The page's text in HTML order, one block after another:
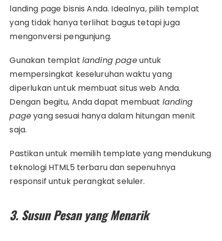
landing page bisnis Anda. Idealnya, pilih templat
yang tidak hanya terlihat bagus tetapi juga
mengonversi pengunjung.
Gunakan templat landing pageuntuk
mempersingkat keseluruhan waktu yang
diperlukan untuk membuat situs web Anda.
Dengan begitu, Anda dapat membuat landing
pageyang sesuai hanya dalam hitungan menit
saja.
Pastikan untuk memilih template yang mendukung
teknologi HTML5 terbaru dan sepenuhnya
responsif untuk perangkat seluler.
3. Susun Pesan yang Menarik